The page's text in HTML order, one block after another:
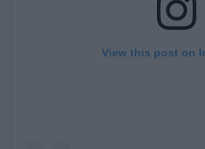
View this post on